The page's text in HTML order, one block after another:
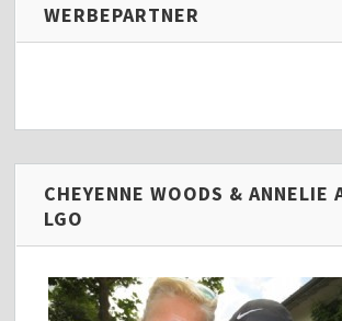
WERBEPARTNER
CHEYENNE WOODS & ANNELIE
LGO